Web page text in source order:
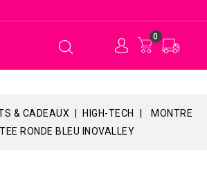
0
& CADEAUX HIGH-TECH
MONTRE
RONDE BLEU INOVALLEY